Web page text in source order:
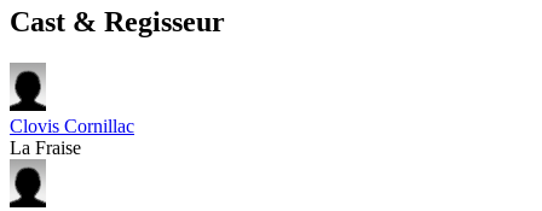
Cast & Regisseur
Clovis Cornillac
La Fraise